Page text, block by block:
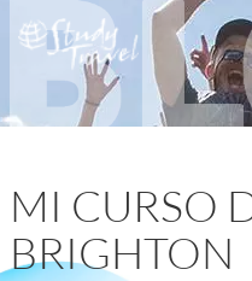
MI CURSO
BRIGHTON